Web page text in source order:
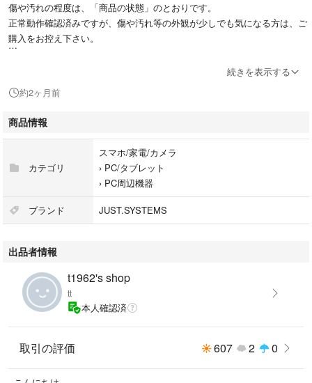
傷や汚れの程度は、「商品の状態」のとおりです。
正常動作確認済みですが、傷や汚れ等の外観が少しでも気になる方は、ご
購入をお控え下さい。
４～７日後の発送としておりますが、お急ぎの場合は早めに発送させて頂
ご購入前にご相談下さい。
購入申請をされた後に、お手数ですが、コメントをお願いいたします。
(気付かず期限切れになることがあるため。)
お値引きには対応できかねます。
続きを表示する
約2ヶ月前
商品情報
カテゴリ
スマホ/家電/カメラ
› PC/タブレット
› PC周辺機器
ブランド JUST.SYSTEMS
出品者情報
t1962's shop
tt
本人確認済
取引の評価 607 2 0